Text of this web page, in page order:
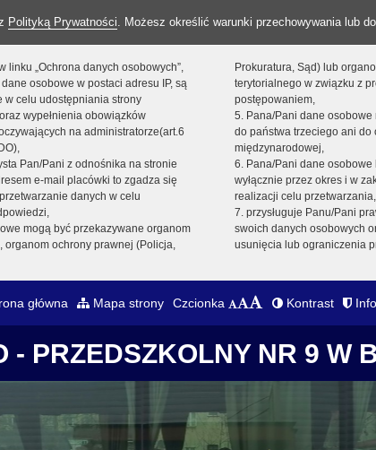
Polityką Prywatności. Możesz określić warunki przechowywania lub
linku „Ochrona danych osobowych”,
osobowe w postaci adresu IP, są
w celu udostępniania strony
wypełnienia obowiązków
na administratorze(art.6
Pan/Pani z odnośnika na stronie
e-mail placówki to zgadza się
danych w celu
mogą być przekazywane organom
organom ochrony prawnej (Policja,
Prokuratura, Sąd) lub
terytorialnego w związku z
postępowaniem,
5. Pana/Pani dane
do państwa trzeciego ani do
międzynarodowej,
6. Pana/Pani dane osobowe
wyłącznie przez okres i w
realizacji celu przetwarzania,
7. przysługuje Panu/Pani
swoich danych osobowych
usunięcia lub ograniczenia
główna Mapa strony Czcionka Kontrast
- PRZEDSZKOLNY NR 9 W